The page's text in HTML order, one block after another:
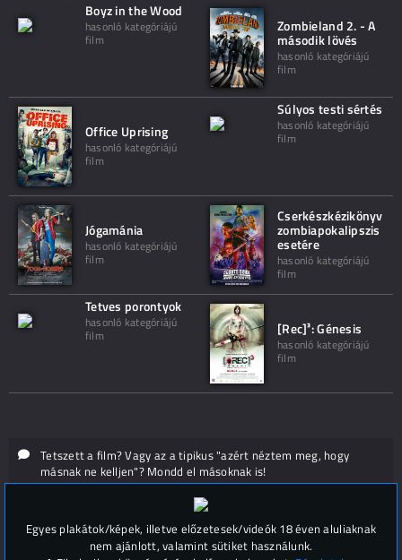
Boyz in the Wood
hasonló kategóriájú
film
Zombieland 2. - A
második lövés
hasonló kategóriájú
film
Office Uprising
hasonló kategóriájú
film
Súlyos testi sértés
hasonló kategóriájú
film
Jógamánia
hasonló kategóriájú
film
Cserkészkézikönyv
zombiapokalipszis
esetére
hasonló kategóriájú
film
Tetves porontyok
hasonló kategóriájú
film [Rec]³: Génesis
hasonló kategóriájú
film
Tetszett a film? Vagy az a tipikus "azért néztem meg, hogy
másnak ne kelljen"? Mondd el másoknak is!
Hozzászólások (
Egyes plakátok/képek, illetve előzetesek/videók 18 éven aluliaknak
nem ajánlott, valamint sütiket használunk.